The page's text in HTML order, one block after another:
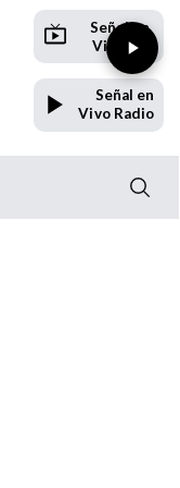
Señal en
Vivo TV
Señal en
Vivo Radio